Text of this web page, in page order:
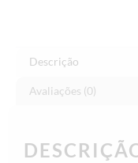
Descrição
Avaliações (0)